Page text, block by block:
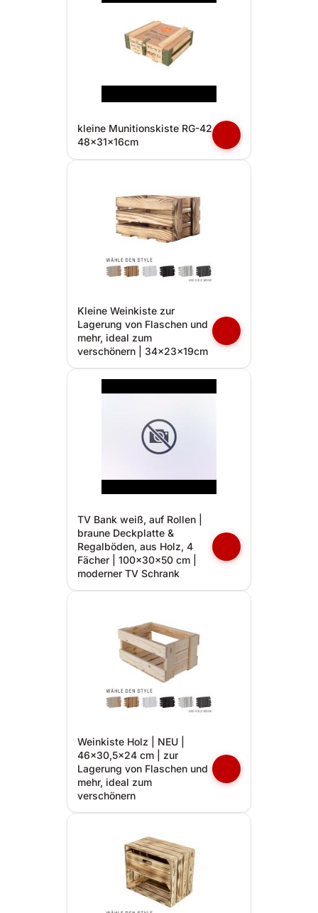
kleine Munitionskiste RG-42
48x31x16cm
Kleine Weinkiste zur
Lagerung von Flaschen und
mehr, ideal zum
verschönern | 34x23x19cm
TV Bank weiß, auf Rollen |
braune Deckplatte &
Regalböden, aus Holz, 4
Fächer | 100x30x50 cm |
moderner TV Schrank
Weinkiste Holz | NEU |
46x30,5x24 cm | zur
Lagerung von Flaschen und
mehr, ideal zum
verschönern